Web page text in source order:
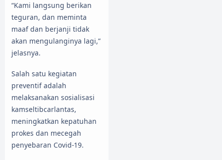
“Kami langsung berikan
teguran, dan meminta
maaf dan berjanji tidak
akan mengulanginya lagi,”
jelasnya.
Salah satu kegiatan
preventif adalah
melaksanakan sosialisasi
kamseltibcarlantas,
meningkatkan kepatuhan
prokes dan mecegah
penyebaran Covid-19.